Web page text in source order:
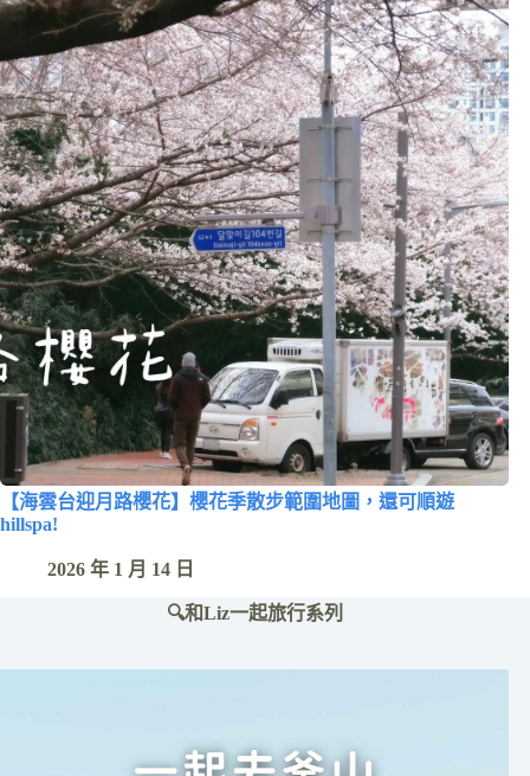
【海雲台迎月路櫻花】櫻花季散步範圍地圖，還可順遊
hillspa!
2026 年 1 月 14 日
🔍和Liz一起旅行系列